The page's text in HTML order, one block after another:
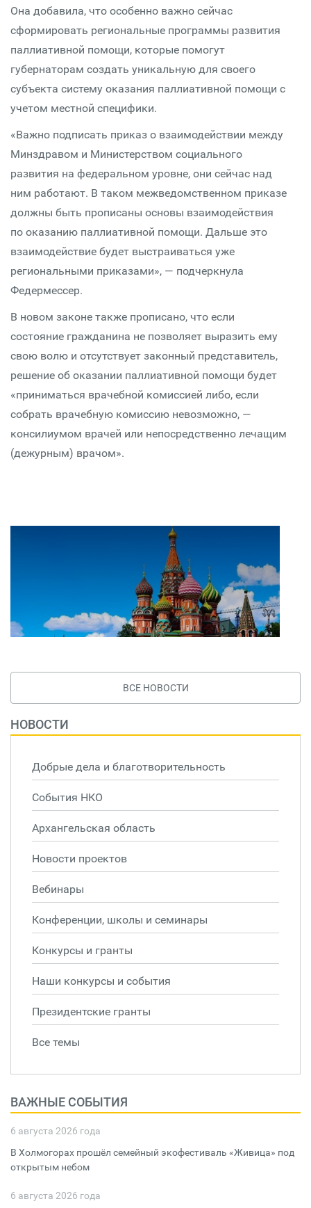
Она добавила, что особенно важно сейчас
сформировать региональные программы развития
паллиативной помощи, которые помогут
губернаторам создать уникальную для своего
субъекта систему оказания паллиативной помощи с
учетом местной специфики.
«Важно подписать приказ о взаимодействии между
Минздравом и Министерством социального
развития на федеральном уровне, они сейчас над
ним работают. В таком межведомственном приказе
должны быть прописаны основы взаимодействия
по оказанию паллиативной помощи. Дальше это
взаимодействие будет выстраиваться уже
региональными приказами», — подчеркнула
Федермессер.
В новом законе также прописано, что если
состояние гражданина не позволяет выразить ему
свою волю и отсутствует законный представитель,
решение об оказании паллиативной помощи будет
«приниматься врачебной комиссией либо, если
собрать врачебную комиссию невозможно, —
консилиумом врачей или непосредственно лечащим
(дежурным) врачом».
ВСЕ НОВОСТИ
НОВОСТИ
Добрые дела и благотворительность
События НКО
Архангельская область
Новости проектов
Вебинары
Конференции, школы и семинары
Конкурсы и гранты
Наши конкурсы и события
Президентские гранты
Все темы
ВАЖНЫЕ СОБЫТИЯ
6 августа 2026 года
В Холмогорах прошёл семейный экофестиваль «Живица» под
открытым небом
6 августа 2026 года